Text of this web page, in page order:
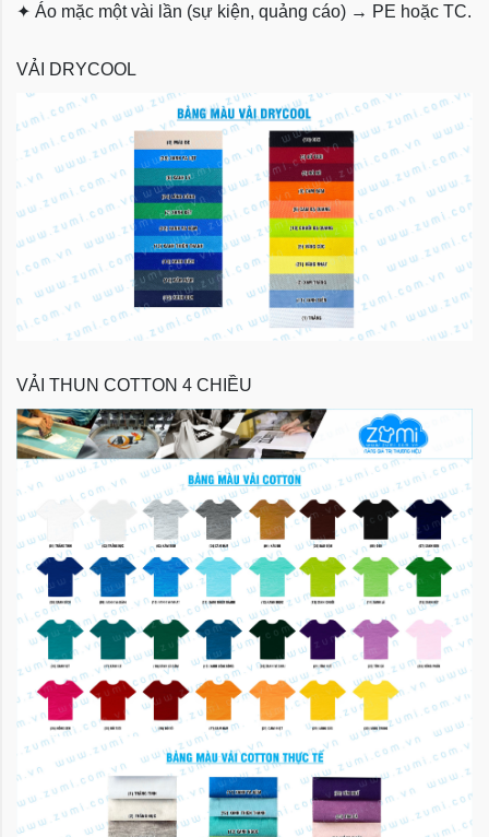
✦ Áo mặc một vài lần (sự kiện, quảng cáo) → PE hoặc TC.
VẢI DRYCOOL
VẢI THUN COTTON 4 CHIỀU